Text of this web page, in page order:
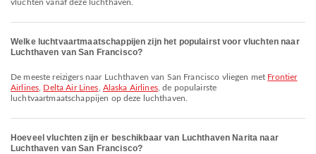
vluchten vanaf deze luchthaven.
Welke luchtvaartmaatschappijen zijn het populairst voor vluchten naar
Luchthaven van San Francisco?
De meeste reizigers naar Luchthaven van San Francisco vliegen met Frontier
Airlines Delta Air Lines Alaska Airlines, de populairste
luchtvaartmaatschappijen op deze luchthaven.
Hoeveel vluchten zijn er beschikbaar van Luchthaven Narita naar
Luchthaven van San Francisco?